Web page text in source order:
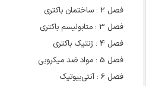
فصل 2 : ساختمان باکتری
فصل 3 : متابولیسم باکتری
فصل 4 : ژنتیک باکتری
فصل 5 : مواد ضد میکروبی
فصل 6
: آنتی‌بیوتیک